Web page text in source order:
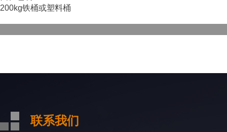
200kg铁桶或塑料桶
联系我们